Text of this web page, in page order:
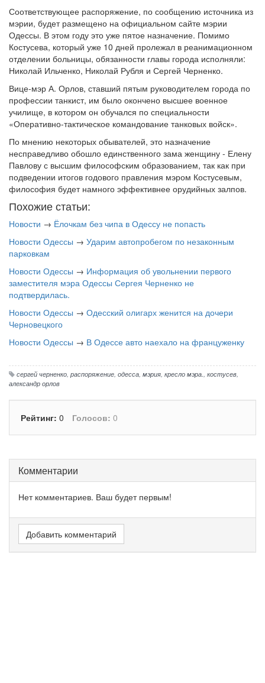
Соответствующее распоряжение, по сообщению источника из
мэрии, будет размещено на официальном сайте мэрии
Одессы. В этом году это уже пятое назначение. Помимо
Костусева, который уже 10 дней пролежал в реанимационном
отделении больницы, обязанности главы города исполняли:
Николай Ильченко, Николай Рубля и Сергей Черненко.
Вице-мэр А. Орлов, ставший пятым руководителем города по
профессии танкист, им было окончено высшее военное
училище, в котором он обучался по специальности
«Оперативно-тактическое командование танковых войск».
По мнению некоторых обывателей, это назначение
несправедливо обошло единственного зама женщину - Елену
Павлову с высшим философским образованием, так как при
подведении итогов годового правления мэром Костусевым,
философия будет намного эффективнее орудийных залпов.
Похожие статьи:
Новости → Ёлочкам без чипа в Одессу не попасть
Новости Одессы → Ударим автопробегом по незаконным
парковкам
Новости Одессы → Информация об увольнении первого
заместителя мэра Одессы Сергея Черненко не
подтвердилась.
Новости Одессы → Одесский олигарх женится на дочери
Черновецкого
Новости Одессы → В Одессе авто наехало на француженку
сергей черненко распоряжение одесса мэрия кресло мэра. костусев
александр орлов
Рейтинг: 0 Голосов: 0
Комментарии
Нет комментариев. Ваш будет первым!
Добавить комментарий